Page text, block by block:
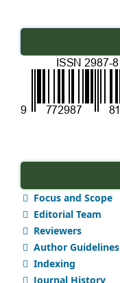
Focus and Scope
Editorial Team
Reviewers
Author Guidelines
Indexing
Journal History